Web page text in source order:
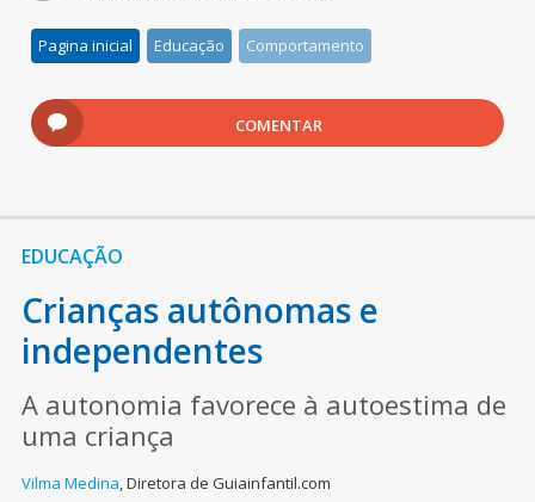
Pagina inicial Educação Comportamento
COMENTAR
EDUCAÇÃO
Crianças autônomas e
independentes
A autonomia favorece à autoestima de
uma criança
Vilma Medina,Diretora de Guiainfantil.com